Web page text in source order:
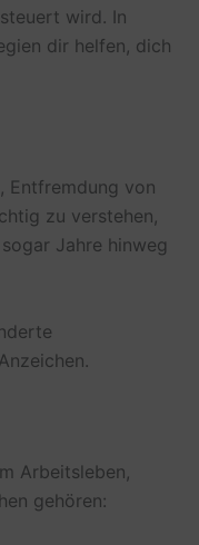
wird. In
dir helfen, dich
Entfremdung von
zu verstehen,
Jahre hinweg
Arbeitsleben,
gehören: